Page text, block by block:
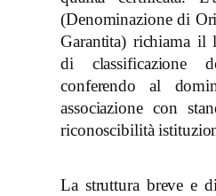
(Denominazione di
Garantita) richiama il
di classificazione
conferendo al
associazione con
riconoscibilità
La struttura breve e